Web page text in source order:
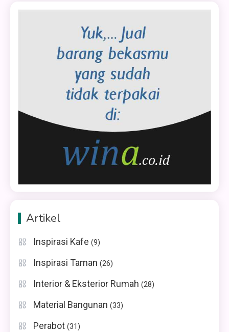
Artikel
Inspirasi Kafe (9)
Inspirasi Taman (26)
Interior & Eksterior Rumah (28)
Material Bangunan (33)
Perabot (31)